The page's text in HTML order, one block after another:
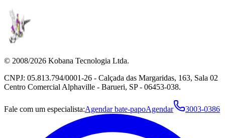
© 2008/2026 Kobana Tecnologia Ltda.
CNPJ: 05.813.794/0001-26 - Calçada das Margaridas, 163, Sala 02
Centro Comercial Alphaville - Barueri, SP - 06453-038.
Fale com um especialista:Agendar bate-papoAgendar 3003-0386